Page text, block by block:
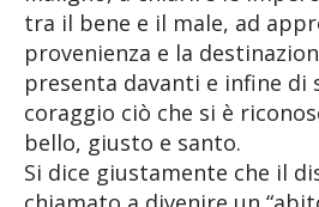
tra il bene e il male, ad
provenienza e la
presenta davanti e infine di
coraggio ciò che si è
bello, giusto e santo.
Si dice giustamente che il